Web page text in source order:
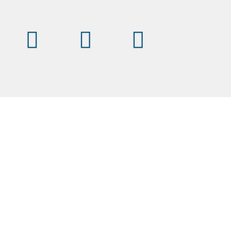
InstagramFacebook-
f
Youtube